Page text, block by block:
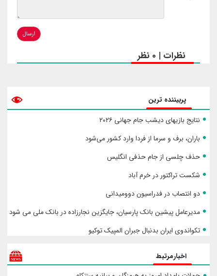
ارسال
نظرات | 0 نظر
پربیننده ترین
نتایج بازیهای دیشب جام جهانی ۲۰۲۶
باران، برف و سرما از فردا وارد کشور می‌شود
حذف چلسی از جام حذفی انگلیس
شکست تراکتور در خرم آباد
دو انتصاب در فدراسیون دوومیدانی
مدیرعامل پیشین بانک پارسیان، جایگزین نجارزاده در بانک ملی می شود
تکواندوی ایران بدنبال جبران المپیک توکیو
اخبارمرتبط